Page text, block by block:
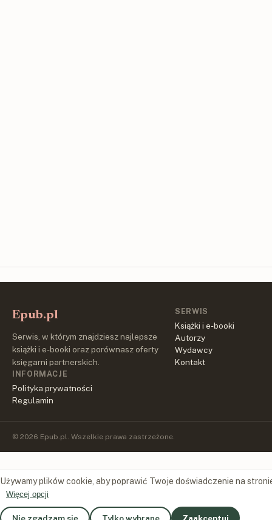
Epub.pl
Serwis, w którym znajdziesz najlepsze
książki i e-booki oraz porównasz oferty
księgarni partnerskich.
SERWIS
Książki i e-booki
Autorzy
Wydawcy
Kontakt
INFORMACJE
Polityka prywatności
Regulamin
© 2026 Epub.pl. Wszelkie prawa zastrzeżone.
Używamy plików cookie, aby poprawić Twoje doświadczenie na
Więcej opcji
Nie zgadzam się Tylko wybrane Zaakceptuj